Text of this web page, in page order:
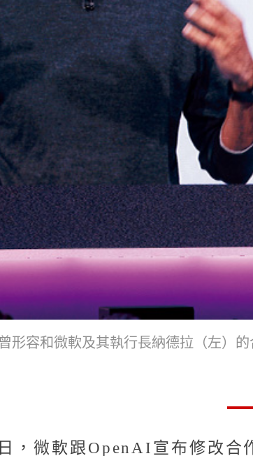
形容和微軟及其執行長納德拉（左）
，微軟跟OpenAI宣布修改